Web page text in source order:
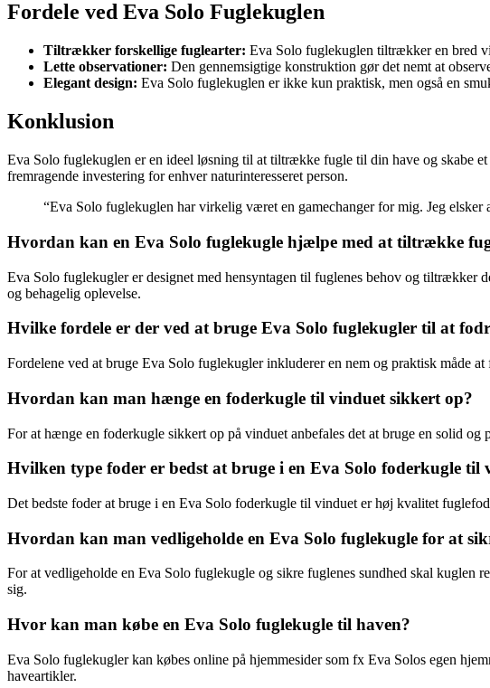
Fordele ved Eva Solo Fuglekuglen
Tiltrækker forskellige fuglearter: Eva Solo fuglekuglen tiltrækker en bred
Lette observationer: Den gennemsigtige konstruktion gør det nemt at
Elegant design: Eva Solo fuglekuglen er ikke kun praktisk, men også en
Konklusion
Eva Solo fuglekuglen er en ideel løsning til at tiltrække fugle til din have og skabe
fremragende investering for enhver naturinteresseret person.
“Eva Solo fuglekuglen har virkelig været en gamechanger for mig. Jeg
Hvordan kan en Eva Solo fuglekugle hjælpe med at tiltrække
Eva Solo fuglekugler er designet med hensyntagen til fuglenes behov og tiltrækker
og behagelig oplevelse.
Hvilke fordele er der ved at bruge Eva Solo fuglekugler til at
Fordelene ved at bruge Eva Solo fuglekugler inkluderer en nem og praktisk måde
Hvordan kan man hænge en foderkugle til vinduet sikkert op?
For at hænge en foderkugle sikkert op på vinduet anbefales det at bruge en solid
Hvilken type foder er bedst at bruge i en Eva Solo foderkugle til
Det bedste foder at bruge i en Eva Solo foderkugle til vinduet er høj kvalitet
Hvordan kan man vedligeholde en Eva Solo fuglekugle for at
For at vedligeholde en Eva Solo fuglekugle og sikre fuglenes sundhed skal kuglen
sig.
Hvor kan man købe en Eva Solo fuglekugle til haven?
Eva Solo fuglekugler kan købes online på hjemmesider som fx Eva Solos egen
haveartikler.